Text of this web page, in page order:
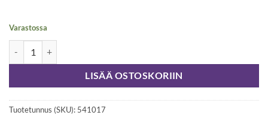
Varastossa
LISÄÄ OSTOSKORIIN
Tuotetunnus (SKU): 541017